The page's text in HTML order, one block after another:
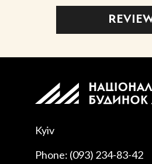
Kyiv
Phone: (093) 234-83-42